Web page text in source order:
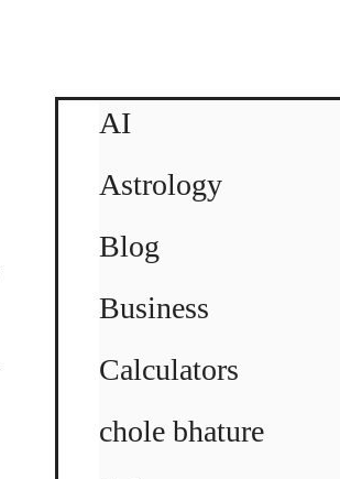
AI
Astrology
Blog
Business
Calculators
chole bhature